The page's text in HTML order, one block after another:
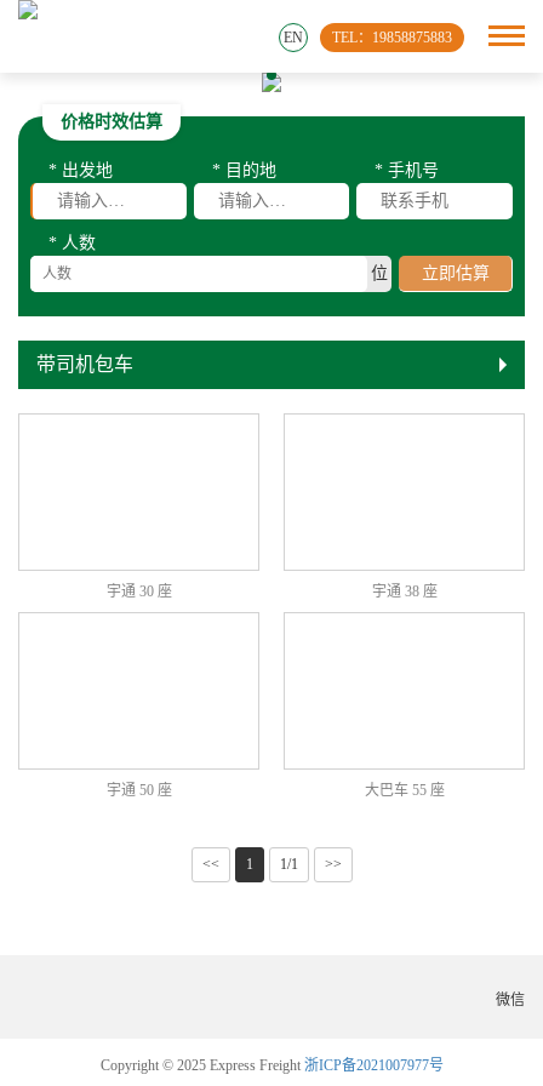
TEL：19858875883
EN
价格时效估算
* 出发地 * 目的地 * 手机号
* 人数
位
立即估算
带司机包车
宇通 30 座 宇通 38 座
宇通 50 座 大巴车 55 座
<< 1 1/1 >>
微信
Copyright © 2025 Express Freight 浙ICP备2021007977号